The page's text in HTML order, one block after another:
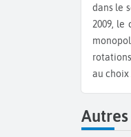
dans le
2009, le
au choix